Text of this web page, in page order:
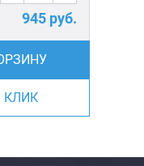
945 руб.
КЛИК